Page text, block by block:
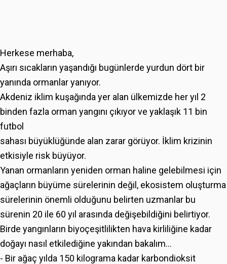
Herkese merhaba,
Aşırı sıcakların yaşandığı bugünlerde yurdun dört bir
yanında ormanlar yanıyor.
Akdeniz iklim kuşağında yer alan ülkemizde her yıl 2
binden fazla orman yangını çıkıyor ve yaklaşık 11 bin
futbol
sahası büyüklüğünde alan zarar görüyor. İklim krizinin
etkisiyle risk büyüyor.
Yanan ormanların yeniden orman haline gelebilmesi için
ağaçların büyüme sürelerinin değil, ekosistem oluşturma
sürelerinin önemli olduğunu belirten uzmanlar bu
sürenin 20 ile 60 yıl arasında değişebildiğini belirtiyor.
Birde yangınların biyoçeşitlilikten hava kirliliğine kadar
doğayı nasıl etkilediğine yakından bakalım…
- Bir ağaç yılda 150 kilograma kadar karbondioksit